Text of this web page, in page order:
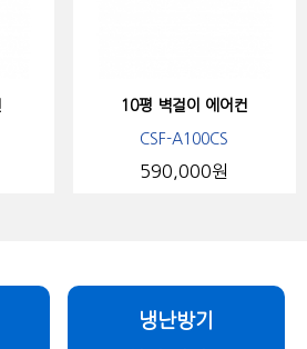
10평 벽걸이 에어컨
CSF-A100CS
590,000원
냉난방기